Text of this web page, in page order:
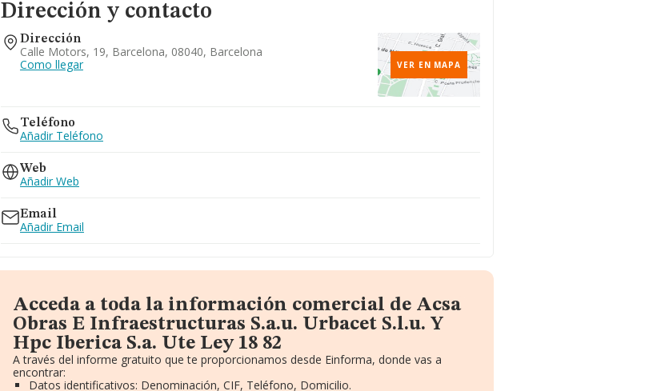
Dirección y contacto
Dirección
Calle Motors, 19, Barcelona, 08040, Barcelona
Como llegar
VER EN MAPA
Teléfono
Añadir Teléfono
Web
Añadir Web
Email
Añadir Email
Acceda a toda la información comercial de Acsa
Obras E Infraestructuras S.a.u. Urbacet S.l.u. Y
Hpc Iberica S.a. Ute Ley 18 82
A través del informe gratuito que te proporcionamos desde Einforma, donde vas a
encontrar:
Datos identificativos: Denominación, CIF, Teléfono, Domicilio.